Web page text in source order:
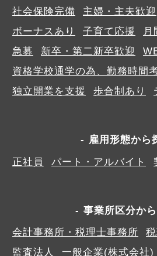
社会保険完備
主婦・主夫歓迎
ボーナスあり
子育て応援
月
急募
新卒・第二新卒歓迎
資格学校通学の為、勤務時間
独立開業を支援
歩合制あり
雇用形態から
正社員
パート・アルバイト
事業所区分か
会計事務所・税理士事務所
監査法人
一般企業(株式会社)